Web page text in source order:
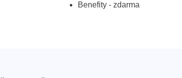
Benefity - zdarma